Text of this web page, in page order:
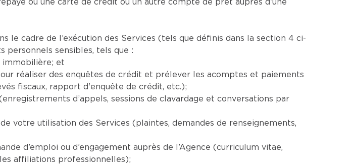
ou une carte de crédit ou un autre compte de prêt auprès d’une
le cadre de l’exécution des Services (tels que définis dans la section 4 ci-
personnels sensibles, tels que :
immobilière; et
réaliser des enquêtes de crédit et prélever les acomptes et paiements
fiscaux, rapport d'enquête de crédit, etc.);
d’appels, sessions de clavardage et conversations par
votre utilisation des Services (plaintes, demandes de renseignements,
d’emploi ou d’engagement auprès de l’Agence (curriculum vitae,
affiliations professionnelles);